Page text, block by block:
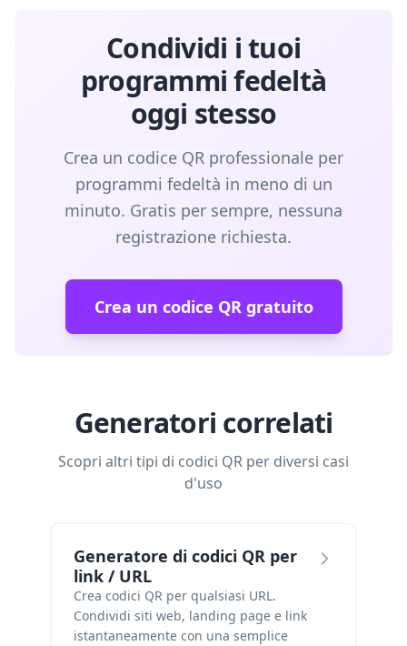
Condividi i tuoi
programmi fedeltà
oggi stesso
Crea un codice QR professionale per
programmi fedeltà in meno di un
minuto. Gratis per sempre, nessuna
registrazione richiesta.
Crea un codice QR gratuito
Generatori correlati
Scopri altri tipi di codici QR per diversi casi
d'uso
Generatore di codici QR per
link / URL
Crea codici QR per qualsiasi URL.
Condividi siti web, landing page e link
istantaneamente con una semplice